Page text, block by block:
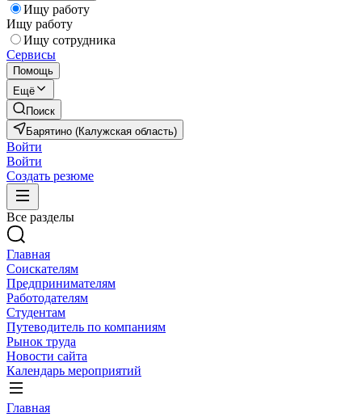
Ищу работу
Ищу работу
Ищу сотрудника
Сервисы
Помощь
Ещё
Поиск
Барятино (Калужская область)
Войти
Войти
Создать резюме
Все разделы
Главная
Соискателям
Предпринимателям
Работодателям
Студентам
Путеводитель по компаниям
Рынок труда
Новости сайта
Календарь мероприятий
Главная